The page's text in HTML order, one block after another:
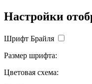
Настройки
Шрифт Брайля
Размер шрифта:
Цветовая схема: